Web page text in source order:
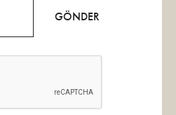
GÖNDER